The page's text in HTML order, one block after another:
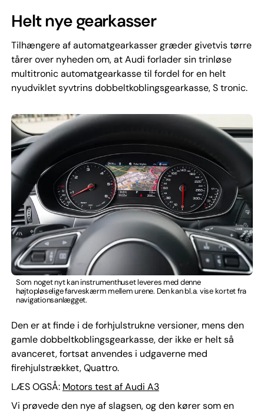
Helt nye gearkasser
Tilhængere af automatgearkasser græder givetvis tørre
tårer over nyheden om, at Audi forlader sin trinløse
multitronic automatgearkasse til fordel for en helt
nyudviklet syvtrins dobbeltkoblingsgearkasse, S tronic.
Som noget nyt kan instrumenthuset leveres med denne
højtopløselige farveskærm mellem urene. Den kan bl.a. vise kortet fra
navigationsanlægget.
Den er at finde i de forhjulstrukne versioner, mens den
gamle dobbeltkoblingsgearkasse, der ikke er helt så
avanceret, fortsat anvendes i udgaverne med
firehjulstrækket, Quattro.
LÆS OGSÅ: Motors test af Audi A3
Vi prøvede den nye af slagsen, og den kører som en